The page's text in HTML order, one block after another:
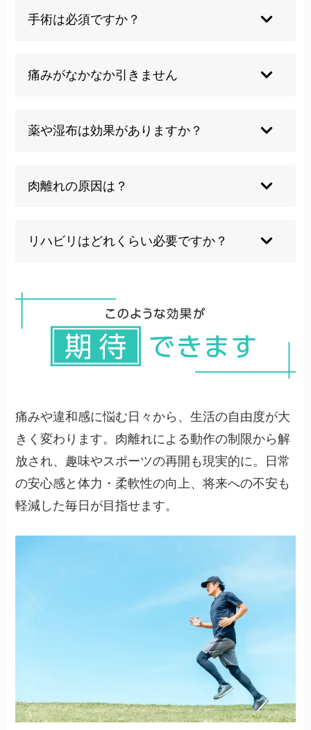
ることもあります。段階的に様子を見ながら復帰
手術は必須ですか？
断裂が大きい場合は手術が選択されることも。
痛みがなかなか引きません
門家へ相談してください。
薬や湿布は効果がありますか？
リハビリや施術が欠かせません。
肉離れの原因は？
素が重なって生じます。
リハビリはどれくらい必要ですか？
数ヶ月要すこともあります。焦らず段階を踏みま
痛みや違和感に悩む日々から、生活の自由度が大
きく変わります。肉離れによる動作の制限から解
放され、趣味やスポーツの再開も現実的に。日常
の安心感と体力・柔軟性の向上、将来への不安も
軽減した毎日が目指せます。